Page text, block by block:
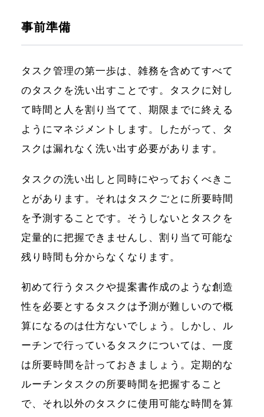
事前準備
タスク管理の第一歩は、雑務を含めてすべて
のタスクを洗い出すことです。タスクに対し
て時間と人を割り当てて、期限までに終える
ようにマネジメントします。したがって、タ
スクは漏れなく洗い出す必要があります。
タスクの洗い出しと同時にやっておくべきこ
とがあります。それはタスクごとに所要時間
を予測することです。そうしないとタスクを
定量的に把握できませんし、割り当て可能な
残り時間も分からなくなります。
初めて行うタスクや提案書作成のような創造
性を必要とするタスクは予測が難しいので概
算になるのは仕方ないでしょう。しかし、ル
ーチンで行っているタスクについては、一度
は所要時間を計っておきましょう。定期的な
ルーチンタスクの所要時間を把握すること
で、それ以外のタスクに使用可能な時間を算